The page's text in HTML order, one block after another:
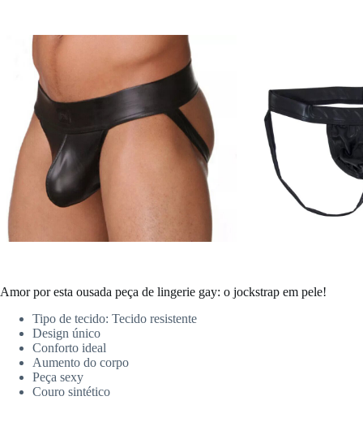
Amor por esta ousada peça de lingerie gay: o jockstrap em pele!
Tipo de tecido: Tecido resistente
Design único
Conforto ideal
Aumento do corpo
Peça sexy
Couro sintético